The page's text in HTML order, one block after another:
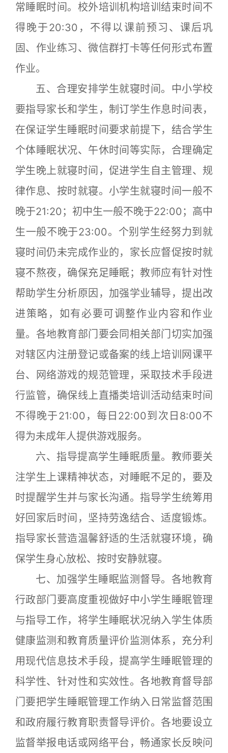
常睡眠时间。校外培训机构培训结束时间不
得晚于20:30，不得以课前预习、课后巩
固、作业练习、微信群打卡等任何形式布置
作业。
五、合理安排学生就寝时间。中小学校
要指导家长和学生，制订学生作息时间表，
在保证学生睡眠时间要求前提下，结合学生
个体睡眠状况、午休时间等实际，合理确定
学生晚上就寝时间，促进学生自主管理、规
律作息、按时就寝。小学生就寝时间一般不
晚于21:20；初中生一般不晚于22:00；高中
生一般不晚于23:00。个别学生经努力到就
寝时间仍未完成作业的，家长应督促按时就
寝不熬夜，确保充足睡眠；教师应有针对性
帮助学生分析原因，加强学业辅导，提出改
进策略，如有必要可调整作业内容和作业
量。各地教育部门要会同相关部门切实加强
对辖区内注册登记或备案的线上培训网课平
台、网络游戏的规范管理，采取技术手段进
行监管，确保线上直播类培训活动结束时间
不得晚于21:00，每日22:00到次日8:00不
得为未成年人提供游戏服务。
六、指导提高学生睡眠质量。教师要关
注学生上课精神状态，对睡眠不足的，要及
时提醒学生并与家长沟通。指导学生统筹用
好回家后时间，坚持劳逸结合、适度锻炼。
指导家长营造温馨舒适的生活就寝环境，确
保学生身心放松、按时安静就寝。
七、加强学生睡眠监测督导。各地教育
行政部门要高度重视做好中小学生睡眠管理
与指导工作，将学生睡眠状况纳入学生体质
健康监测和教育质量评价监测体系，充分利
用现代信息技术手段，提高学生睡眠管理的
科学性、针对性和实效性。各地教育督导部
门要把学生睡眠管理工作纳入日常监督范围
和政府履行教育职责督导评价。各地要设立
监督举报电话或网络平台，畅通家长反映问